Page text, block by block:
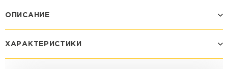
ОПИСАНИЕ
ХАРАКТЕРИСТИКИ